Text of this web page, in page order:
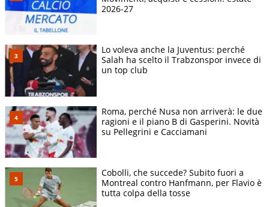
2026-27
Lo voleva anche la Juventus: perché
Salah ha scelto il Trabzonspor invece di
un top club
Roma, perché Nusa non arriverà: le due
ragioni e il piano B di Gasperini. Novità
su Pellegrini e Cacciamani
Cobolli, che succede? Subito fuori a
Montreal contro Hanfmann, per Flavio è
tutta colpa della tosse